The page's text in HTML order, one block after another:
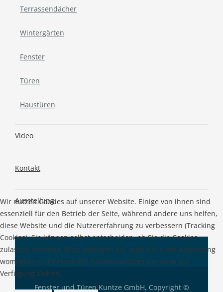
Terrassendächer
Wintergärten
Fenster
Türen
Haustüren
Video
Kontakt
Ausstellung
Fenster und Türen Kuntze GmbH, Copyright ©
Wir nutzen Cookies auf unserer Website. Einige von ihnen sind
essenziell für den Betrieb der Seite, während andere uns helfen,
diese Website und die Nutzererfahrung zu verbessern (Tracking
Cookies). Sie können selbst entscheiden, ob Sie die Cookies
zulassen möchten. Bitte beachten Sie, dass bei einer Ablehnung
womöglich nicht mehr alle Funktionalitäten der Seite zur
Verfügung stehen.